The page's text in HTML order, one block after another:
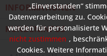
INFORMATIONEN
KUNDENINFOS
„Einverstanden“
Datenverarbeitung zu.
werden für personalisierte
nicht zustimmen ,
Cookies. Weitere